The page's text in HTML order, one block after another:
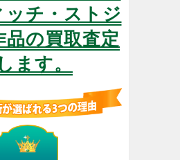
ッチ・ストジ
品の買取査定
ます。